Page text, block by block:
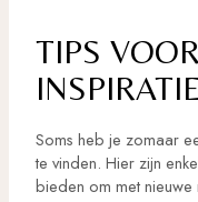
TIPS
INSPIRATIE
Soms heb je zomaar
te vinden. Hier zijn
bieden om met